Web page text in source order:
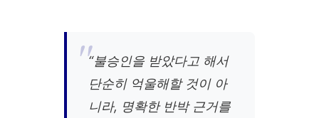
“불승인을 받았다고 해서
단순히 억울해할 것이 아
니라, 명확한 반박 근거를